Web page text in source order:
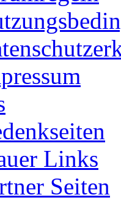
Links
Seiten